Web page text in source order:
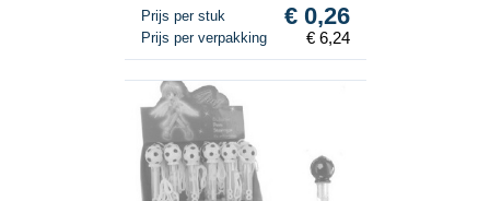
Prijs per stuk € 0,26
Prijs per verpakking € 6,24